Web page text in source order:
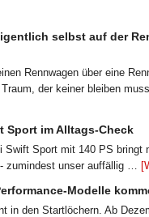
selbst auf der
Rennwagen über eine
der keiner bleiben
Sport im Alltags-Check
Sport mit 140 PS bringt
zumindest unser auffällig …
Modelle
in den Startlöchern. Ab